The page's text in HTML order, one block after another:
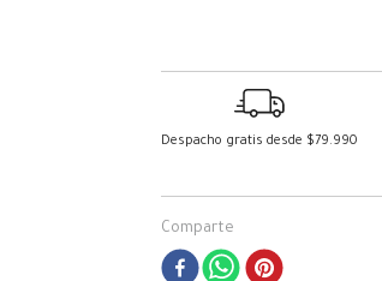
Despacho gratis desde $79.990
Comparte